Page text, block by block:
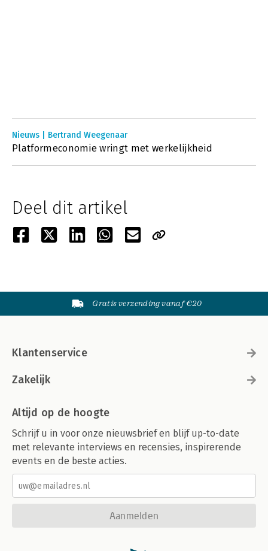
Nieuws | Bertrand Weegenaar
Platformeconomie wringt met werkelijkheid
Deel dit artikel
Gratis verzending vanaf €20
Klantenservice
Zakelijk
Altijd op de hoogte
Schrijf u in voor onze nieuwsbrief en blijf up-to-date
met relevante interviews en recensies, inspirerende
events en de beste acties.
Aanmelden